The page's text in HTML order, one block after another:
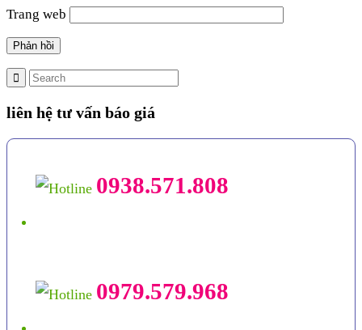
Trang web
liên hệ tư vấn báo giá
0938.571.808
0979.579.968